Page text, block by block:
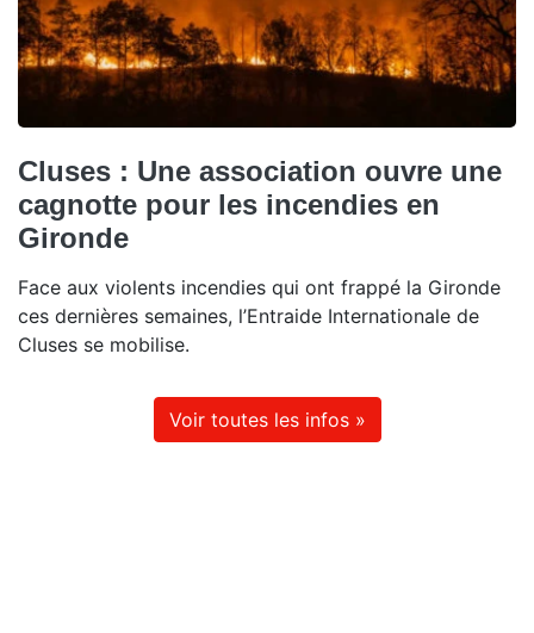
Cluses : Une association ouvre une
cagnotte pour les incendies en
Gironde
Face aux violents incendies qui ont frappé la Gironde
ces dernières semaines, l’Entraide Internationale de
Cluses se mobilise.
Voir toutes les infos »